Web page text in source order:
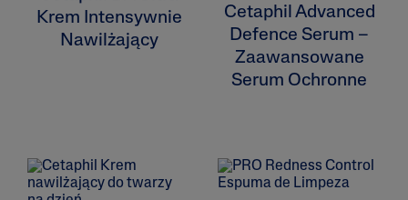
ALL FILTERS
Krem Intensywnie
Nawilżający
Cetaphil Advanced
Defence Serum –
Zaawansowane
Serum Ochronne